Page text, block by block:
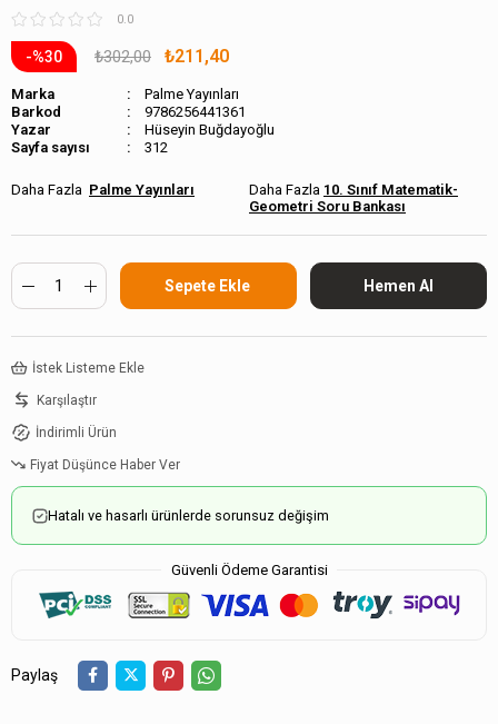
0.0
30 ₺302,00 ₺211,40
Marka
Palme Yayınları
Barkod
9786256441361
Hüseyin Buğdayoğlu
Sayfa sayısı
312
Palme Yayınları
10. Sınıf Matematik-
Geometri Soru Bankası
İstek Listeme Ekle
Karşılaştır
İndirimli Ürün
Fiyat Düşünce Haber Ver
Hatalı ve hasarlı ürünlerde sorunsuz değişim
Güvenli Ödeme Garantisi
Paylaş